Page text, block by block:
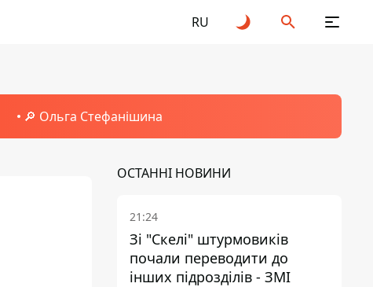
RU
🔎 Ольга Стефанішина
ОСТАННІ НОВИНИ
21:24
Зі "Скелі" штурмовиків
почали переводити до
інших підрозділів - ЗМІ